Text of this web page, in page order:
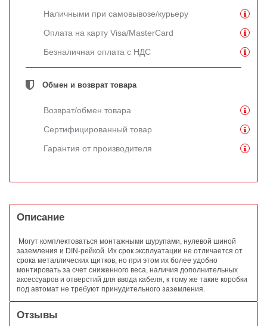
Наличными при самовывозе/курьеру
Оплата на карту Visa/MasterCard
Безналичная оплата с НДС
Обмен и возврат товара
Возврат/обмен товара
Сертифицированный товар
Гарантия от производителя
Описание
Могут комплектоваться монтажными шурупами, нулевой шиной
заземления и DIN-рейкой. Их срок эксплуатации не отличается от
срока металлических щитков, но при этом их более удобно
монтировать за счет сниженного веса, наличия дополнительных
аксессуаров и отверстий для ввода кабеля, к тому же такие коробки
под автомат не требуют принудительного заземления.
Отзывы